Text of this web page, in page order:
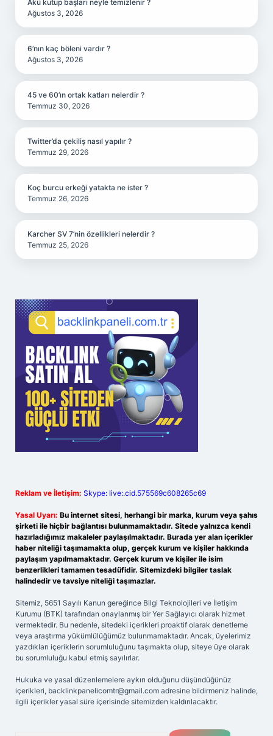
Akü kutup başları neyle temizlenir ?
Ağustos 3, 2026
6’nın kaç böleni vardır ?
Ağustos 3, 2026
45 ve 60’ın ortak katları nelerdir ?
Temmuz 30, 2026
Twitter’da çekiliş nasıl yapılır ?
Temmuz 29, 2026
Koç burcu erkeği yatakta ne ister ?
Temmuz 26, 2026
Karcher SV 7’nin özellikleri nelerdir ?
Temmuz 25, 2026
Reklam ve İletişim: Skype: live:.cid.575569c608265c69
Yasal Uyarı: Bu internet sitesi, herhangi bir marka, kurum veya şahıs
şirketi ile hiçbir bağlantısı bulunmamaktadır. Sitede yalnızca kendi
hazırladığımız makaleler paylaşılmaktadır. Burada yer alan içerikler
haber niteliği taşımamakta olup, gerçek kurum ve kişiler hakkında
paylaşım yapılmamaktadır. Gerçek kurum ve kişiler ile isim
benzerlikleri tamamen tesadüfidir. Sitemizdeki bilgiler taslak
halindedir ve tavsiye niteliği taşımazlar.
Sitemiz, 5651 Sayılı Kanun gereğince Bilgi Teknolojileri ve İletişim
Kurumu (BTK) tarafından onaylanmış bir Yer Sağlayıcı olarak hizmet
vermektedir. Bu nedenle, sitedeki içerikleri proaktif olarak denetleme
veya araştırma yükümlülüğümüz bulunmamaktadır. Ancak, üyelerimiz
yazdıkları içeriklerin sorumluluğunu taşımakta olup, siteye üye olarak
bu sorumluluğu kabul etmiş sayılırlar.
Hukuka ve yasal düzenlemelere aykırı olduğunu düşündüğünüz
içerikleri, backlinkpanelicomtr@gmail.com adresine bildirmeniz halinde,
ilgili içerikler yasal süre içerisinde sitemizden kaldırılacaktır.